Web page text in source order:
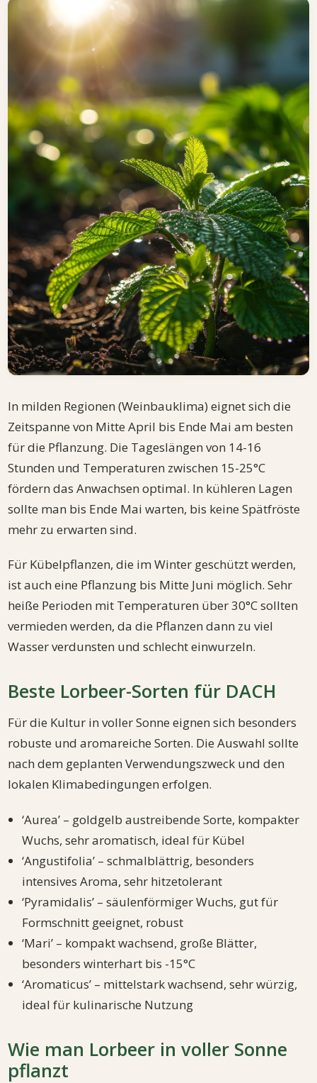
In milden Regionen (Weinbauklima) eignet sich die
Zeitspanne von Mitte April bis Ende Mai am besten
für die Pflanzung. Die Tageslängen von 14-16
Stunden und Temperaturen zwischen 15-25°C
fördern das Anwachsen optimal. In kühleren Lagen
sollte man bis Ende Mai warten, bis keine Spätfröste
mehr zu erwarten sind.
Für Kübelpflanzen, die im Winter geschützt werden,
ist auch eine Pflanzung bis Mitte Juni möglich. Sehr
heiße Perioden mit Temperaturen über 30°C sollten
vermieden werden, da die Pflanzen dann zu viel
Wasser verdunsten und schlecht einwurzeln.
Beste Lorbeer-Sorten für DACH
Für die Kultur in voller Sonne eignen sich besonders
robuste und aromareiche Sorten. Die Auswahl sollte
nach dem geplanten Verwendungszweck und den
lokalen Klimabedingungen erfolgen.
‘Aurea’ – goldgelb austreibende Sorte, kompakter
Wuchs, sehr aromatisch, ideal für Kübel
‘Angustifolia’ – schmalblättrig, besonders
intensives Aroma, sehr hitzetolerant
‘Pyramidalis’ – säulenförmiger Wuchs, gut für
Formschnitt geeignet, robust
‘Mari’ – kompakt wachsend, große Blätter,
besonders winterhart bis -15°C
‘Aromaticus’ – mittelstark wachsend, sehr würzig,
ideal für kulinarische Nutzung
Wie man Lorbeer in voller Sonne
pflanzt